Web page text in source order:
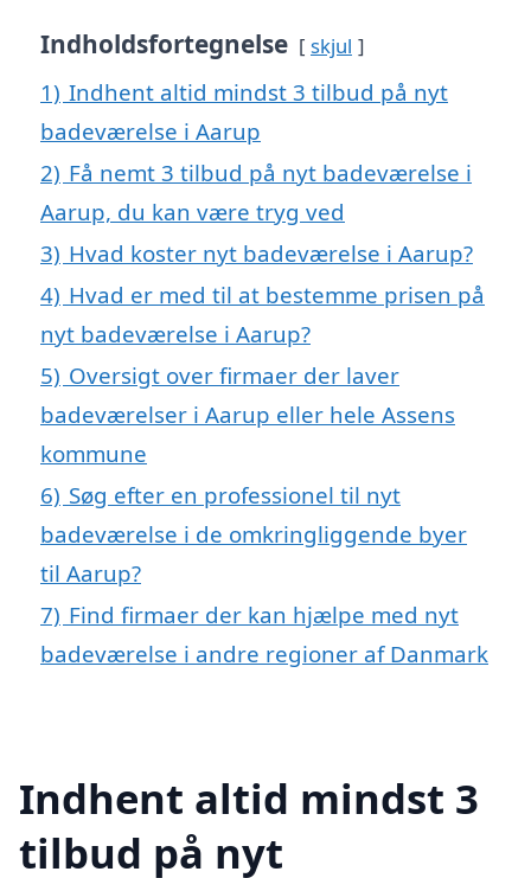
Indholdsfortegnelse skjul
1) Indhent altid mindst 3 tilbud på nyt
badeværelse i Aarup
2) Få nemt 3 tilbud på nyt badeværelse i
Aarup, du kan være tryg ved
3) Hvad koster nyt badeværelse i Aarup?
4) Hvad er med til at bestemme prisen på
nyt badeværelse i Aarup?
5) Oversigt over firmaer der laver
badeværelser i Aarup eller hele Assens
kommune
6) Søg efter en professionel til nyt
badeværelse i de omkringliggende byer
til Aarup?
7) Find firmaer der kan hjælpe med nyt
badeværelse i andre regioner af Danmark
Indhent altid mindst 3
tilbud på nyt